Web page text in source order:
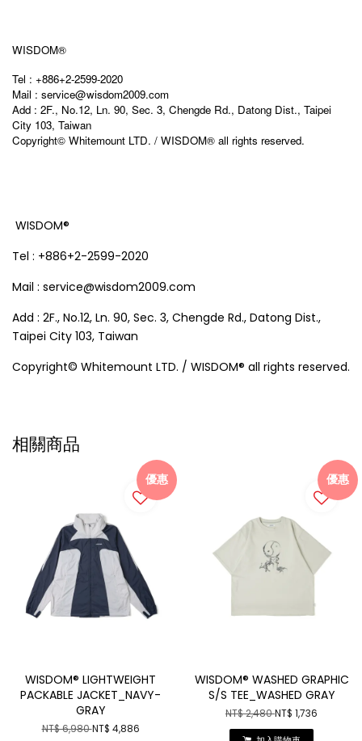
WISDOM®
Tel : +886+2-2599-2020
Mail : service@wisdom2009.com
Add : 2F., No.12, Ln. 90, Sec. 3, Chengde Rd., Datong Dist., Taipei
City 103, Taiwan
Copyright© Whitemount LTD. / WISDOM® all rights reserved.
WISDOM®
Tel : +886+2-2599-2020
Mail : service@wisdom2009.com
Add : 2F., No.12, Ln. 90, Sec. 3, Chengde Rd., Datong Dist.,
Taipei City 103, Taiwan
Copyright© Whitemount LTD. / WISDOM® all rights reserved.
相關商品
優惠
WISDOM® LIGHTWEIGHT
PACKABLE JACKET_NAVY-
GRAY
NT$ 6,980NT$ 4,886
優惠
WISDOM® WASHED GRAPHIC
S/S TEE_WASHED GRAY
NT$ 2,480NT$ 1,736